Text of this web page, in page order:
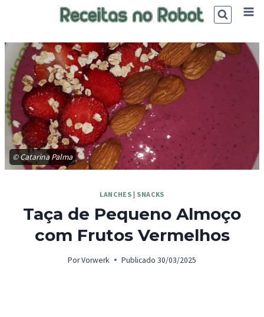
© Catarina Palma
LANCHES | SNACKS
Taça de Pequeno Almoço
com Frutos Vermelhos
PorVorwerk Publicado 30/03/2025